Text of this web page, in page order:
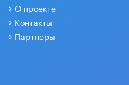
О проекте
Контакты
Партнеры